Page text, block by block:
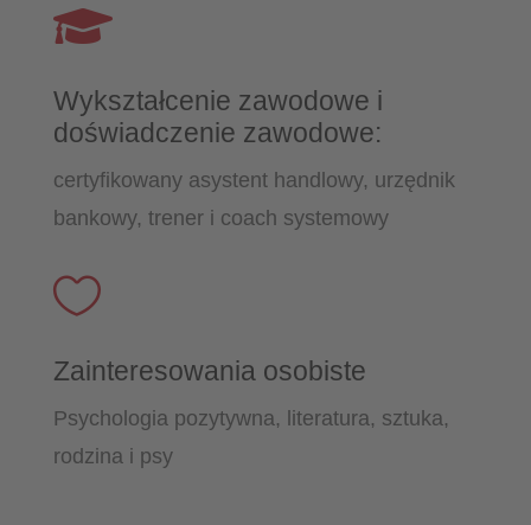

Wykształcenie zawodowe i
doświadczenie zawodowe:
certyfikowany asystent handlowy, urzędnik
bankowy, trener i coach systemowy

Zainteresowania osobiste
Psychologia pozytywna, literatura, sztuka,
rodzina i psy